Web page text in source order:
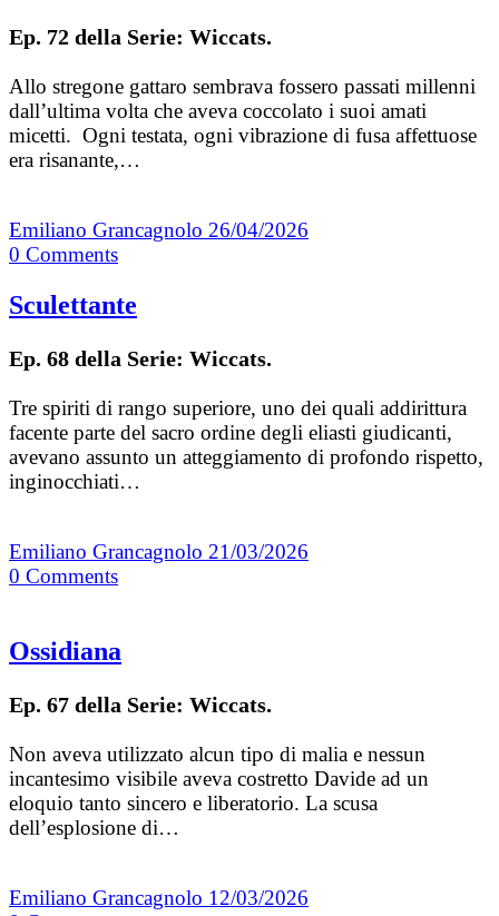
Ep. 72 della Serie: Wiccats.
Allo stregone gattaro sembrava fossero passati millenni
dall’ultima volta che aveva coccolato i suoi amati
micetti. Ogni testata, ogni vibrazione di fusa affettuose
era risanante,…
Emiliano Grancagnolo 26/04/2026
0 Comments
Sculettante
Ep. 68 della Serie: Wiccats.
Tre spiriti di rango superiore, uno dei quali addirittura
facente parte del sacro ordine degli eliasti giudicanti,
avevano assunto un atteggiamento di profondo rispetto,
inginocchiati…
Emiliano Grancagnolo 21/03/2026
0 Comments
Ossidiana
Ep. 67 della Serie: Wiccats.
Non aveva utilizzato alcun tipo di malia e nessun
incantesimo visibile aveva costretto Davide ad un
eloquio tanto sincero e liberatorio. La scusa
dell’esplosione di…
Emiliano Grancagnolo 12/03/2026